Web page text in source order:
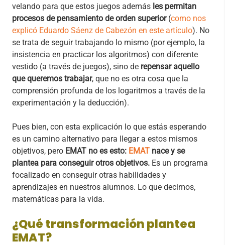
velando para que estos juegos además les permitan
procesos de pensamiento de orden superior(como nos
explicó Eduardo Sáenz de Cabezón en este artículo). No
se trata de seguir trabajando lo mismo (por ejemplo, la
insistencia en practicar los algoritmos) con diferente
vestido (a través de juegos), sino de repensar aquello
que queremos trabajar, que no es otra cosa que la
comprensión profunda de los logaritmos a través de la
experimentación y la deducción).
Pues bien, con esta explicación lo que estás esperando
es un camino alternativo para llegar a estos mismos
objetivos, pero EMAT no es esto: EMAT nace y se
plantea para conseguir otros objetivos. Es un programa
focalizado en conseguir otras habilidades y
aprendizajes en nuestros alumnos. Lo que decimos,
matemáticas para la vida.
¿Qué transformación plantea
EMAT?